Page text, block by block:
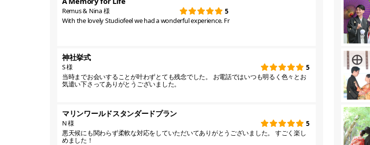
Remus & Nina 様
5
With the lovely Studiofeel we had a wonderful experience. Fr
神社挙式
S 様
5
当時までお会いすることが叶わずとても残念でした。 お電話ではいつも明るく色々とお
気遣い下さってありがとうございました。
マリンワールドスタンダードプラン
N 様
5
悪天候にも関わらず柔軟な対応をしていただいてありがとうございました。 すごく楽し
めました！